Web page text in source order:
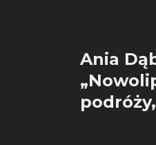
Ania